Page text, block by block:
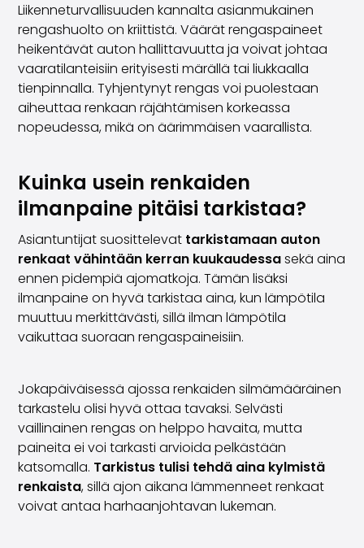
Muista nämä kun myyt auton!
Miten säilytän autoni arvon?
Tuotteet ja palvelut
Autoilun lisäpalvelut
SakaVarma
SakaKasko
Rahoitus
SakaVarma hyötyajoneuvoille
Varusteet autoosi
Vetokoukut
Auton ostaminen etänä
Saka Select
Uutiset ja kampanjat
Toimipisteet
Yritys
Saka Finland Oy
Ostotiimi
Yhteydenotto
Rekrytointi
Laskutustiedot
Medialle
Kokemuksia Sakasta
Reklamaatiot
Liikenneturvallisuuden kannalta asianmukainen
rengashuolto on kriittistä. Väärät rengaspaineet
heikentävät auton hallittavuutta ja voivat johtaa
vaaratilanteisiin erityisesti märällä tai liukkaalla
tienpinnalla. Tyhjentynyt rengas voi puolestaan
aiheuttaa renkaan räjähtämisen korkeassa
nopeudessa, mikä on äärimmäisen vaarallista.
Kuinka usein renkaiden
ilmanpaine pitäisi tarkistaa?
Asiantuntijat suosittelevat tarkistamaan auton
renkaat vähintään kerran kuukaudessasekä aina
ennen pidempiä ajomatkoja. Tämän lisäksi
ilmanpaine on hyvä tarkistaa aina, kun lämpötila
muuttuu merkittävästi, sillä ilman lämpötila
vaikuttaa suoraan rengaspaineisiin.
Jokapäiväisessä ajossa renkaiden silmämääräinen
tarkastelu olisi hyvä ottaa tavaksi. Selvästi
vaillinainen rengas on helppo havaita, mutta
paineita ei voi tarkasti arvioida pelkästään
katsomalla. Tarkistus tulisi tehdä aina kylmistä
renkaista, sillä ajon aikana lämmenneet renkaat
voivat antaa harhaanjohtavan lukeman.